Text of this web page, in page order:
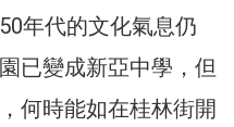
年代的文化氣息仍
已變成新亞中學，但
何時能如在桂林街開